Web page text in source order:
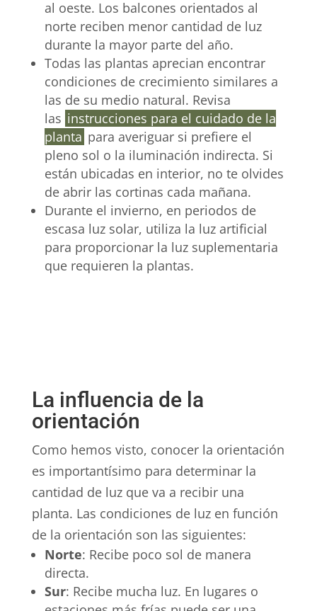
al oeste. Los balcones orientados al
norte reciben menor cantidad de luz
durante la mayor parte del año.
Todas las plantas aprecian encontrar
condiciones de crecimiento similares a
las de su medio natural. Revisa
las instrucciones para el cuidado de la
planta para averiguar si prefiere el
pleno sol o la iluminación indirecta. Si
están ubicadas en interior, no te olvides
de abrir las cortinas cada mañana.
Durante el invierno, en periodos de
escasa luz solar, utiliza la luz artificial
para proporcionar la luz suplementaria
que requieren la plantas.
La influencia de la
orientación
Como hemos visto, conocer la orientación
es importantísimo para determinar la
cantidad de luz que va a recibir una
planta. Las condiciones de luz en función
de la orientación son las siguientes:
Norte: Recibe poco sol de manera
directa.
Sur: Recibe mucha luz. En lugares o